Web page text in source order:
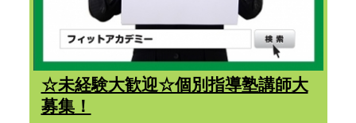
☆未経験大歓迎☆個別指導塾講師大
募集！